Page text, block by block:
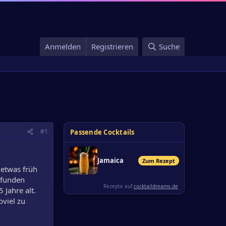
Anmelden Registrieren Suche
#1
früh
Jahre alt.
zu
Passende Cocktails
Jamaica Zum Rezept
Rezepte aufcocktaildreams.de